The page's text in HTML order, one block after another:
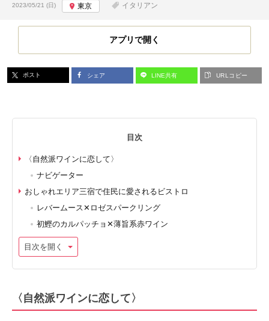
投稿日:
2023/05/21 (日) 東京 イタリアン
アプリで開く
ポスト シェア LINE共有 URLコピー
目次
〈自然派ワインに恋して〉
ナビゲーター
おしゃれエリア三宿で住民に愛されるビストロ
レバームース✕ロゼスパークリング
初鰹のカルパッチョ✕薄旨系赤ワイン
目次を開く
〈自然派ワインに恋して〉